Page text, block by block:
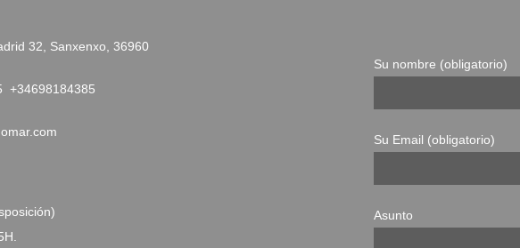
32, Sanxenxo, 36960
+34698184385
Su nombre (obligatorio)
Su Email (obligatorio)
Asunto